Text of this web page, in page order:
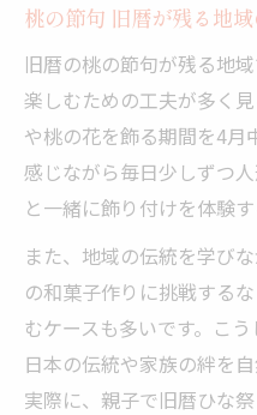
桃の節句 旧暦が残る地
旧暦の桃の節句が残る地
楽しむための工夫が多く
や桃の花を飾る期間を4月
感じながら毎日少しずつ
と一緒に飾り付けを体験
また、地域の伝統を学び
の和菓子作りに挑戦する
むケースも多いです。こ
日本の伝統や家族の絆を
実際に、親子で旧暦ひな